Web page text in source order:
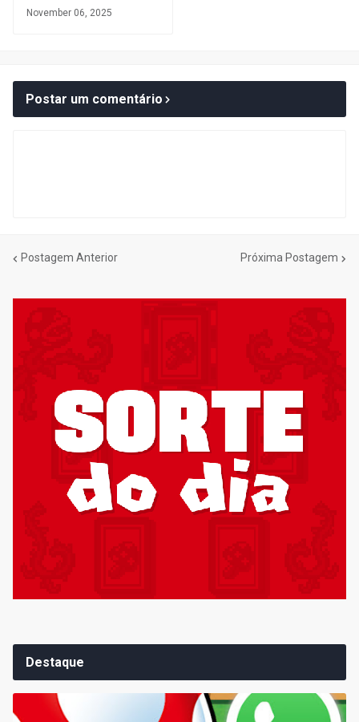
November 06, 2025
Postar um comentário
Postagem Anterior Próxima Postagem
Destaque